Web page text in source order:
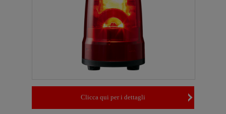
Clicca qui per i dettagli